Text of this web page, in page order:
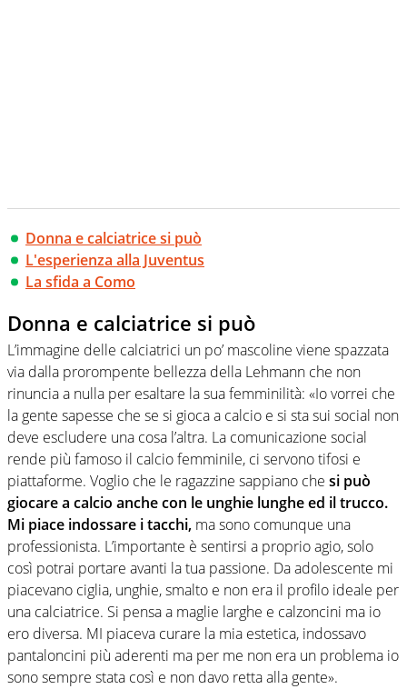
Donna e calciatrice si può
L'esperienza alla Juventus
La sfida a Como
Donna e calciatrice si può
L’immagine delle calciatrici un po’ mascoline viene spazzata
via dalla prorompente bellezza della Lehmann che non
rinuncia a nulla per esaltare la sua femminilità: «Io vorrei che
la gente sapesse che se si gioca a calcio e si sta sui social non
deve escludere una cosa l’altra. La comunicazione social
rende più famoso il calcio femminile, ci servono tifosi e
piattaforme. Voglio che le ragazzine sappiano che si può
giocare a calcio anche con le unghie lunghe ed il trucco.
Mi piace indossare i tacchi, ma sono comunque una
professionista. L’importante è sentirsi a proprio agio, solo
così potrai portare avanti la tua passione. Da adolescente mi
piacevano ciglia, unghie, smalto e non era il profilo ideale per
una calciatrice. Si pensa a maglie larghe e calzoncini ma io
ero diversa. MI piaceva curare la mia estetica, indossavo
pantaloncini più aderenti ma per me non era un problema io
sono sempre stata così e non davo retta alla gente».